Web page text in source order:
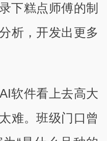
下糕点师傅的制
析，开发出更多
软件看上去高大
难。班级门口曾